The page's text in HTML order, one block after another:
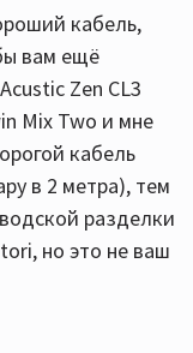
кабель,
вам ещё
Zen CL3
Mix Two и мне
кабель
в 2 метра), тем
разделки
но это не ваш